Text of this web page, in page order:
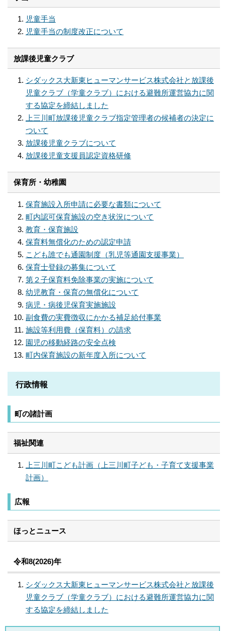
児童手当
児童手当の制度改正について
放課後児童クラブ
シダックス大新東ヒューマンサービス株式会社と放課後
児童クラブ（学童クラブ）における避難所運営協力に関
する協定を締結しました
上三川町放課後児童クラブ指定管理者の候補者の決定に
ついて
放課後児童クラブについて
放課後児童支援員認定資格研修
保育所・幼稚園
保育施設入所申請に必要な書類について
町内認可保育施設の空き状況について
教育・保育施設
保育料無償化のための認定申請
こども誰でも通園制度（乳児等通園支援事業）
保育士登録の募集について
第２子保育料免除事業の実施について
幼児教育・保育の無償化について
病児・病後児保育実施施設
副食費の実費徴収にかかる補足給付事業
施設等利用費（保育料）の請求
園児の移動経路の安全点検
町内保育施設の新年度入所について
行政情報
町の諸計画
福祉関連
上三川町こども計画（上三川町子ども・子育て支援事業
計画）
広報
ほっとニュース
令和8(2026)年
シダックス大新東ヒューマンサービス株式会社と放課後
児童クラブ（学童クラブ）における避難所運営協力に関
する協定を締結しました